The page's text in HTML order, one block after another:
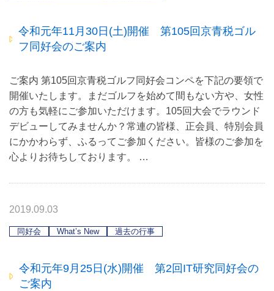
令和元年11月30日(土)開催 第105回京青税ゴル
フ同好会のご案内
ご案内 第105回京青税ゴルフ同好会コンペを下記の要領で
開催いたします。まだゴルフを始めて間もない方や、女性
の方も気軽にご参加いただけます。105回大会でラウンド
デビューしてみませんか？常連の皆様、正会員、特別会員
にかかわらず、ふるってご参加ください。皆様のご参加を
心よりお待ちしております。 …
2019.09.03
同好会 What’s New 過去の行事
令和元年9月25日(水)開催 第2回IT研究同好会の
ご案内